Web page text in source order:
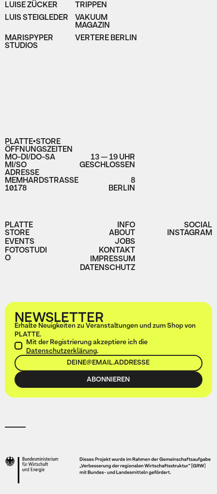
LUISE ZÜCKER
LUIS STEIGLEDER
MARISPYPER
STUDIOS
TRIPPEN
VAKUUM
MAGAZIN
VERTERE BERLIN
PLATTE•STORE
ÖFFNUNGSZEITEN
MO-DI/DO-SA 13 — 19 UHR
MI/SO GESCHLOSSEN
ADRESSE
MEMHARDSTRASSE 8
10178 BERLIN
PLATTE
STORE
EVENTS
FOTOSTUDI
O
INFO
ABOUT
JOBS
KONTAKT
IMPRESSUM
DATENSCHUTZ
SOCIAL
INSTAGRAM
NEWSLETTER
Erhalte Neuigkeiten zu Veranstaltungen und zum Shop von
PLATTE.
Mit der Registrierung akzeptiere ich die
Datenschutzerklärung.